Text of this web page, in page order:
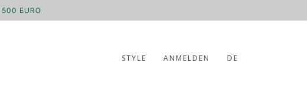
500 EURO
STYLE ANMELDEN DE